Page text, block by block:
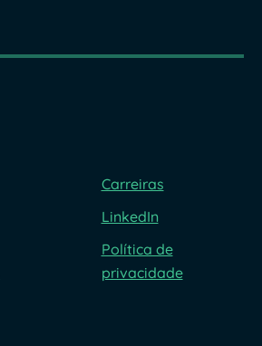
Carreiras
LinkedIn
Política de
privacidade